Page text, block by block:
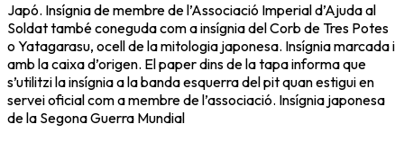
Japó. Insígnia de membre de l’Associació Imperial d’Ajuda al
Soldat també coneguda com a insígnia del Corb de Tres Potes
o Yatagarasu, ocell de la mitologia japonesa. Insígnia marcada i
amb la caixa d’origen. El paper dins de la tapa informa que
s’utilitzi la insígnia a la banda esquerra del pit quan estigui en
servei oficial com a membre de l’associació. Insígnia japonesa
de la Segona Guerra Mundial